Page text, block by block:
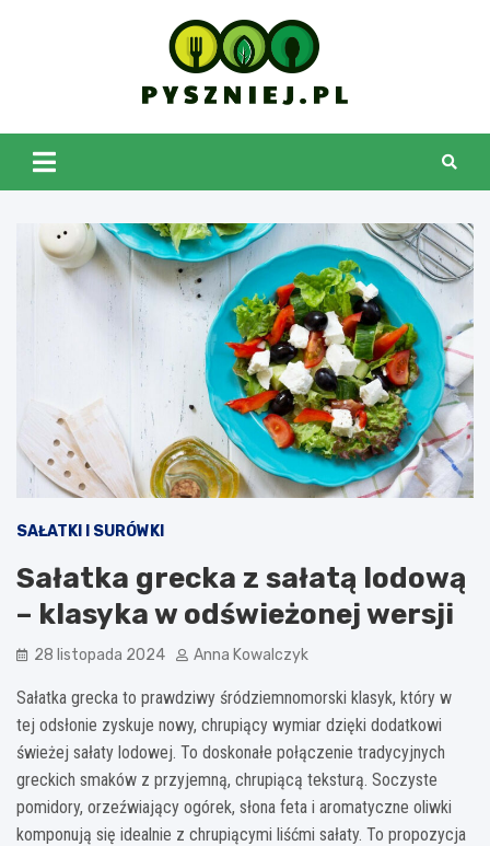
pyszniej.pl
SAŁATKI I SURÓWKI
Sałatka grecka z sałatą lodową
– klasyka w odświeżonej wersji
28 listopada 2024 Anna Kowalczyk
Sałatka grecka to prawdziwy śródziemnomorski klasyk, który w
tej odsłonie zyskuje nowy, chrupiący wymiar dzięki dodatkowi
świeżej sałaty lodowej. To doskonałe połączenie tradycyjnych
greckich smaków z przyjemną, chrupiącą teksturą. Soczyste
pomidory, orzeźwiający ogórek, słona feta i aromatyczne oliwki
komponują się idealnie z chrupiącymi liśćmi sałaty. To propozycja